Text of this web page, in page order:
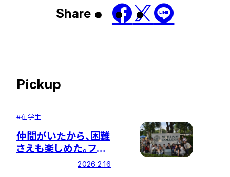
Share
Pickup
#在学生
仲間がいたから、困難
さえも楽しめた。フィ
リピンで得た「一生も
2026.2.16